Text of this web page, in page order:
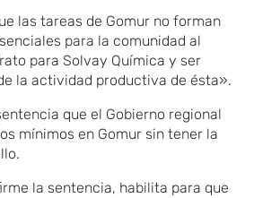
las tareas de Gomur no forman
para la comunidad al
para Solvay Química y ser
la actividad productiva de ésta».
que el Gobierno regional
mínimos en Gomur sin tener la
la sentencia, habilita para que